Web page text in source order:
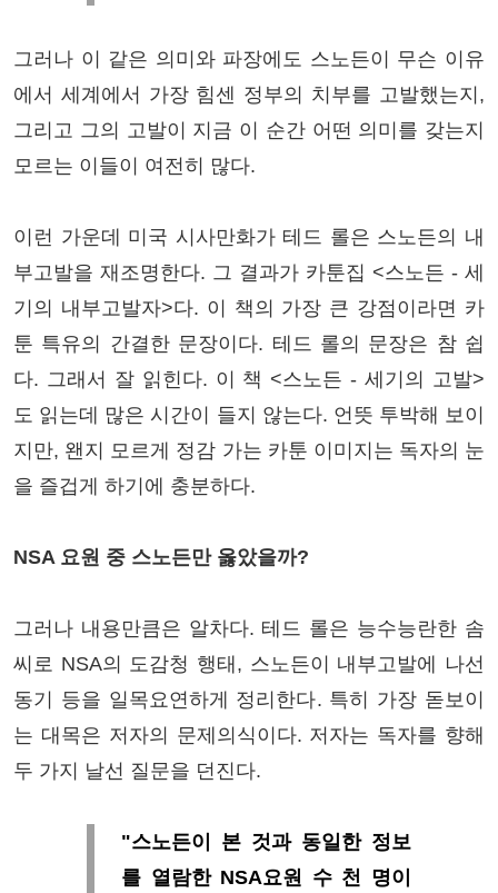
그러나 이 같은 의미와 파장에도 스노든이 무슨 이유
에서 세계에서 가장 힘센 정부의 치부를 고발했는지,
그리고 그의 고발이 지금 이 순간 어떤 의미를 갖는지
모르는 이들이 여전히 많다.
이런 가운데 미국 시사만화가 테드 롤은 스노든의 내
부고발을 재조명한다. 그 결과가 카툰집 <스노든 - 세
기의 내부고발자>다. 이 책의 가장 큰 강점이라면 카
툰 특유의 간결한 문장이다. 테드 롤의 문장은 참 쉽
다. 그래서 잘 읽힌다. 이 책 <스노든 - 세기의 고발>
도 읽는데 많은 시간이 들지 않는다. 언뜻 투박해 보이
지만, 왠지 모르게 정감 가는 카툰 이미지는 독자의 눈
을 즐겁게 하기에 충분하다.
NSA 요원 중 스노든만 옳았을까?
그러나 내용만큼은 알차다. 테드 롤은 능수능란한 솜
씨로 NSA의 도감청 행태, 스노든이 내부고발에 나선
동기 등을 일목요연하게 정리한다. 특히 가장 돋보이
는 대목은 저자의 문제의식이다. 저자는 독자를 향해
두 가지 날선 질문을 던진다.
"스노든이 본 것과 동일한 정보
를 열람한 NSA요원 수 천 명이